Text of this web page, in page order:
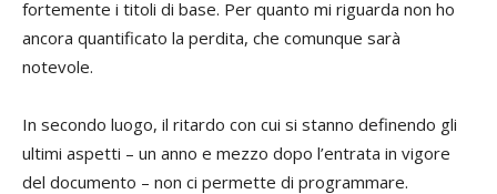
fortemente i titoli di base. Per quanto mi riguarda non ho
ancora quantificato la perdita, che comunque sarà
notevole.
In secondo luogo, il ritardo con cui si stanno definendo gli
ultimi aspetti – un anno e mezzo dopo l’entrata in vigore
del documento – non ci permette di programmare.